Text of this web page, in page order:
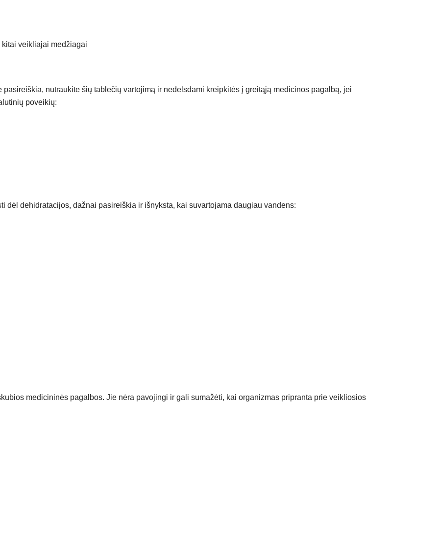
veikliajai medžiagai
nutraukite šių tablečių vartojimą ir nedelsdami kreipkitės į greitąją medicinos pagalbą, jei
poveikių:
dėl dehidratacijos, dažnai pasireiškia ir išnyksta, kai suvartojama daugiau vandens:
medicininės pagalbos. Jie nėra pavojingi ir gali sumažėti, kai organizmas pripranta prie veikliosios